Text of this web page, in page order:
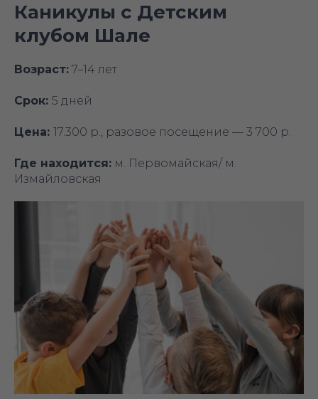
Каникулы с Детским
клубом Шале
Возраст: 7–14 лет
Срок: 5 дней
Цена: 17.300 р., разовое посещение — 3 700 р.
Где находится: м. Первомайская/ м.
Измайловская